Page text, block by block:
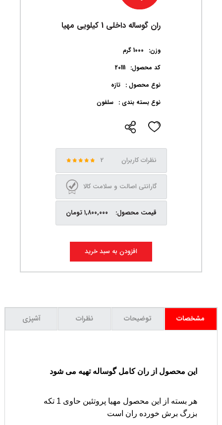
ران گوساله داخلی 1 کیلویی مهیا
وزن:
1000 گرم
کد محصول: 20111
نوع محصول : تازه
نوع بسته بندی : سلفون
نظرات کاربران 2
گارانتی اصالت و سلامت کالا
قیمت محصول: ۱,۸۰۰,۰۰۰ تومان
افزودن به سبد خرید
مشخصات توضیحات نظرات آشپزی
این محصول از ران کامل گوساله تهیه می شود
هر بسته از این محصول مهیا پروتئین حاوی 1 تکه
بزرگ برش خورده ران است